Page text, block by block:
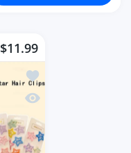
$11.99
Zur Wunschliste
Schnellansicht 10Pcs